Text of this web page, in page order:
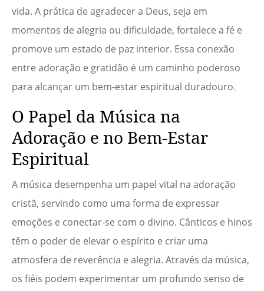
vida. A prática de agradecer a Deus, seja em
momentos de alegria ou dificuldade, fortalece a fé e
promove um estado de paz interior. Essa conexão
entre adoração e gratidão é um caminho poderoso
para alcançar um bem-estar espiritual duradouro.
O Papel da Música na
Adoração e no Bem-Estar
Espiritual
A música desempenha um papel vital na adoração
cristã, servindo como uma forma de expressar
emoções e conectar-se com o divino. Cânticos e hinos
têm o poder de elevar o espírito e criar uma
atmosfera de reverência e alegria. Através da música,
os fiéis podem experimentar um profundo senso de